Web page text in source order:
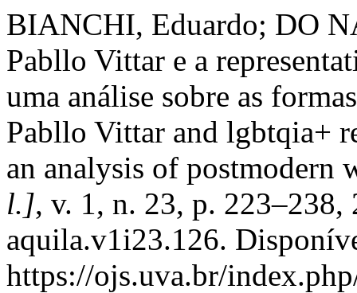
BIANCHI, Eduardo; DO
Pabllo Vittar e a
uma análise sobre as
Pabllo Vittar and lgbtqia+
an analysis of postmodern
l.], v. 1, n. 23, p.
aquila.v1i23.126.
https://ojs.uva.br/